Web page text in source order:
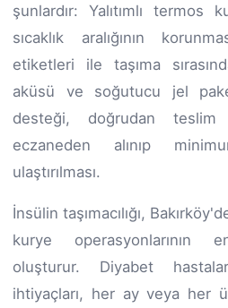
şunlardır: Yalıtımlı termos
sıcaklık aralığının
etiketleri ile taşıma
aküsü ve soğutucu jel
desteği, doğrudan
eczaneden alınıp
ulaştırılması.
İnsülin taşımacılığı,
kurye operasyonlarının
oluşturur. Diyabet
ihtiyaçları, her ay veya her